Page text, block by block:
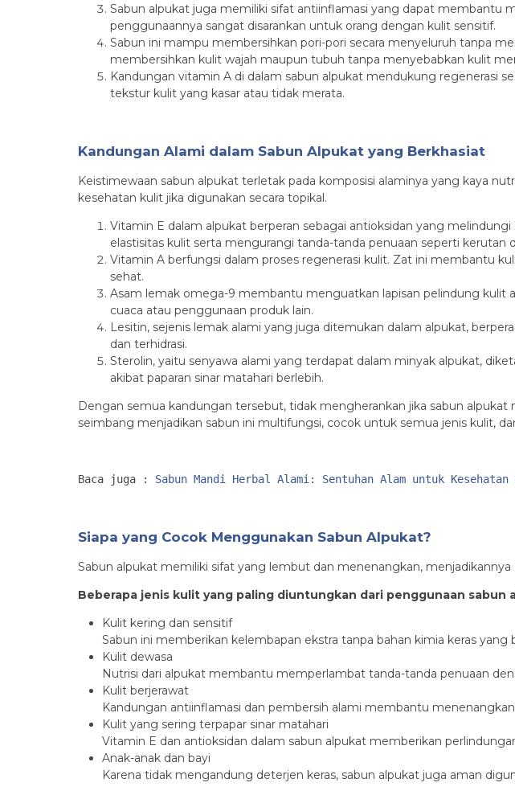
Sabun alpukat juga memiliki sifat antiinflamasi yang dapat membantu
penggunaannya sangat disarankan untuk orang dengan kulit sensitif.
Sabun ini mampu membersihkan pori-pori secara menyeluruh tanpa
membersihkan kulit wajah maupun tubuh tanpa menyebabkan kulit
Kandungan vitamin A di dalam sabun alpukat mendukung regenerasi
tekstur kulit yang kasar atau tidak merata.
Kandungan Alami dalam Sabun Alpukat yang Berkhasiat
Keistimewaan sabun alpukat terletak pada komposisi alaminya yang kaya
kesehatan kulit jika digunakan secara topikal.
Vitamin E dalam alpukat berperan sebagai antioksidan yang
elastisitas kulit serta mengurangi tanda-tanda penuaan seperti kerutan
Vitamin A berfungsi dalam proses regenerasi kulit. Zat ini membantu
sehat.
Asam lemak omega-9 membantu menguatkan lapisan pelindung
cuaca atau penggunaan produk lain.
Lesitin, sejenis lemak alami yang juga ditemukan dalam alpukat,
dan terhidrasi.
Sterolin, yaitu senyawa alami yang terdapat dalam minyak alpukat,
akibat paparan sinar matahari berlebih.
Dengan semua kandungan tersebut, tidak mengherankan jika sabun
seimbang menjadikan sabun ini multifungsi, cocok untuk semua jenis kulit,
Baca juga : Sabun Mandi Herbal Alami: Sentuhan Alam untuk
Siapa yang Cocok Menggunakan Sabun Alpukat?
Sabun alpukat memiliki sifat yang lembut dan menenangkan,
Beberapa jenis kulit yang paling diuntungkan dari penggunaan sabun
Kulit kering dan sensitif
Sabun ini memberikan kelembapan ekstra tanpa bahan kimia keras yang
Kulit dewasa
Nutrisi dari alpukat membantu memperlambat tanda-tanda penuaan
Kulit berjerawat
Kandungan antiinflamasi dan pembersih alami membantu
Kulit yang sering terpapar sinar matahari
Vitamin E dan antioksidan dalam sabun alpukat memberikan
Anak-anak dan bayi
Karena tidak mengandung deterjen keras, sabun alpukat juga aman